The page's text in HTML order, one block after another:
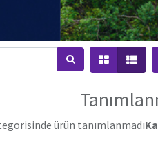
ürün tanımlanmadı